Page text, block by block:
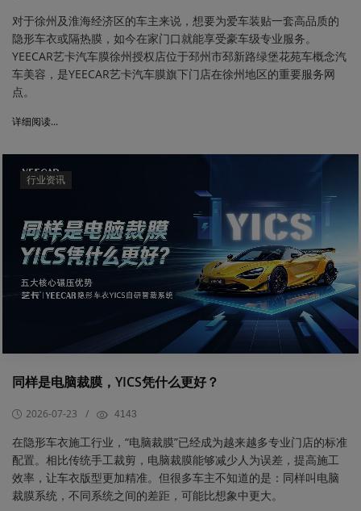
对于徐州及淮海经济区的车主来说，想要为爱车装贴一套高品质的
隐形车衣或隔热膜，如今在家门口就能享受豪车级专业服务。
YEECAR艺卡汽车膜徐州授权店位于邳州市邳新路绿堡花苑车概念汽
车美容，是YEECAR艺卡汽车膜旗下门店在徐州地区的重要服务网
点。
详细阅读...
行业资讯
同样是电脑裁膜，YICS凭什么更好？
2026-07-23 / 4143
在隐形车衣施工行业，“电脑裁膜”已经成为越来越多专业门店的标准
配置。相比传统手工裁剪，电脑裁膜能够减少人为误差，提高施工
效率，让车衣版型更加精准。但很多车主不知道的是：同样叫电脑
裁膜系统，不同系统之间的差距，可能比想象中更大。